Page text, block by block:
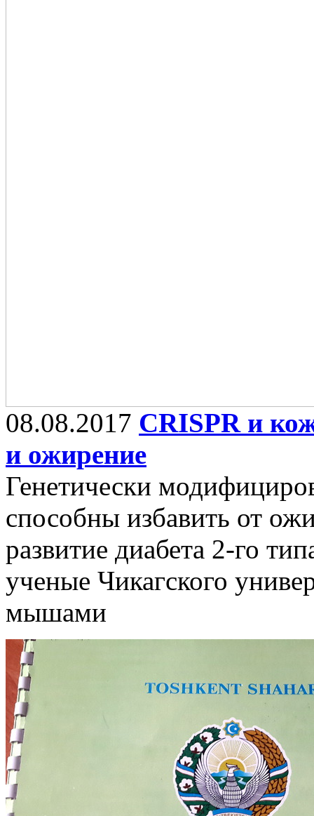
08.08.2017 CRISPR и
и ожирение
Генетически
способны избавить от
развитие диабета 2-го
ученые Чикагского
мышами